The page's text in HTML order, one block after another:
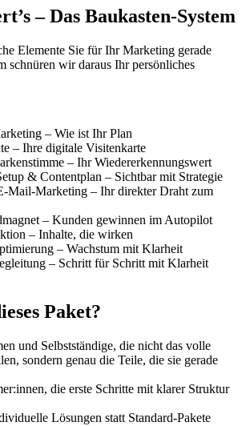
– Das Baukasten-System
Elemente Sie für Ihr Marketing gerade
schnüren wir daraus Ihr persönliches
– Wie ist Ihr Plan
– Ihre digitale Visitenkarte
– Ihr Wiedererkennungswert
& Contentplan – Sichtbar mit Strategie
Mail-Marketing – Ihr direkter Draht zum
– Kunden gewinnen im Autopilot
– Inhalte, die wirken
– Wachstum mit Klarheit
– Schritt für Schritt mit Klarheit
Paket?
und Selbstständige, die nicht das volle
sondern genau die Teile, die sie gerade
die erste Schritte mit klarer Struktur
Lösungen statt Standard-Pakete